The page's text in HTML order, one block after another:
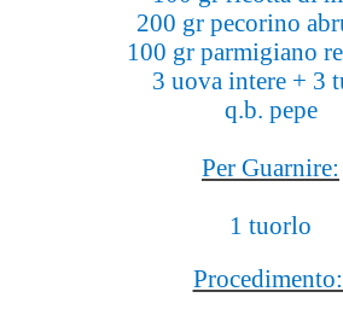
200 gr pecorino
100 gr parmigiano
3 uova intere + 3
q.b. pepe
Per Guarnire:
1 tuorlo
Procedimento: